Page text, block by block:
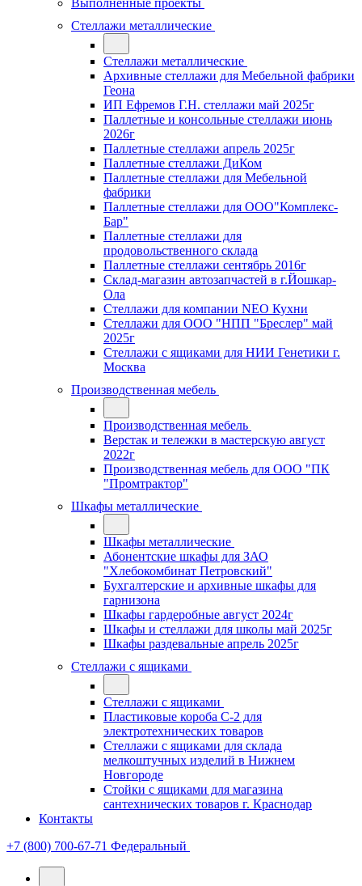
Выполненные проекты
Стеллажи металлические
Стеллажи металлические
Архивные стеллажи для Мебельной фабрики
Геона
ИП Ефремов Г.Н. стеллажи май 2025г
Паллетные и консольные стеллажи июнь
2026г
Паллетные стеллажи апрель 2025г
Паллетные стеллажи ДиКом
Паллетные стеллажи для Мебельной
фабрики
Паллетные стеллажи для ООО"Комплекс-
Бар"
Паллетные стеллажи для
продовольственного склада
Паллетные стеллажи сентябрь 2016г
Склад-магазин автозапчастей в г.Йошкар-
Ола
Стеллажи для компании NEO Кухни
Стеллажи для ООО "НПП "Бреслер" май
2025г
Стеллажи с ящиками для НИИ Генетики г.
Москва
Производственная мебель
Производственная мебель
Верстак и тележки в мастерскую август
2022г
Производственная мебель для ООО "ПК
"Промтрактор"
Шкафы металлические
Шкафы металлические
Абонентские шкафы для ЗАО
"Хлебокомбинат Петровский"
Бухгалтерские и архивные шкафы для
гарнизона
Шкафы гардеробные август 2024г
Шкафы и стеллажи для школы май 2025г
Шкафы раздевальные апрель 2025г
Стеллажи с ящиками
Стеллажи с ящиками
Пластиковые короба С-2 для
электротехнических товаров
Стеллажи с ящиками для склада
мелкоштучных изделий в Нижнем
Новгороде
Стойки с ящиками для магазина
сантехнических товаров г. Краснодар
Контакты
+7 (800) 700-67-71 Федеральный